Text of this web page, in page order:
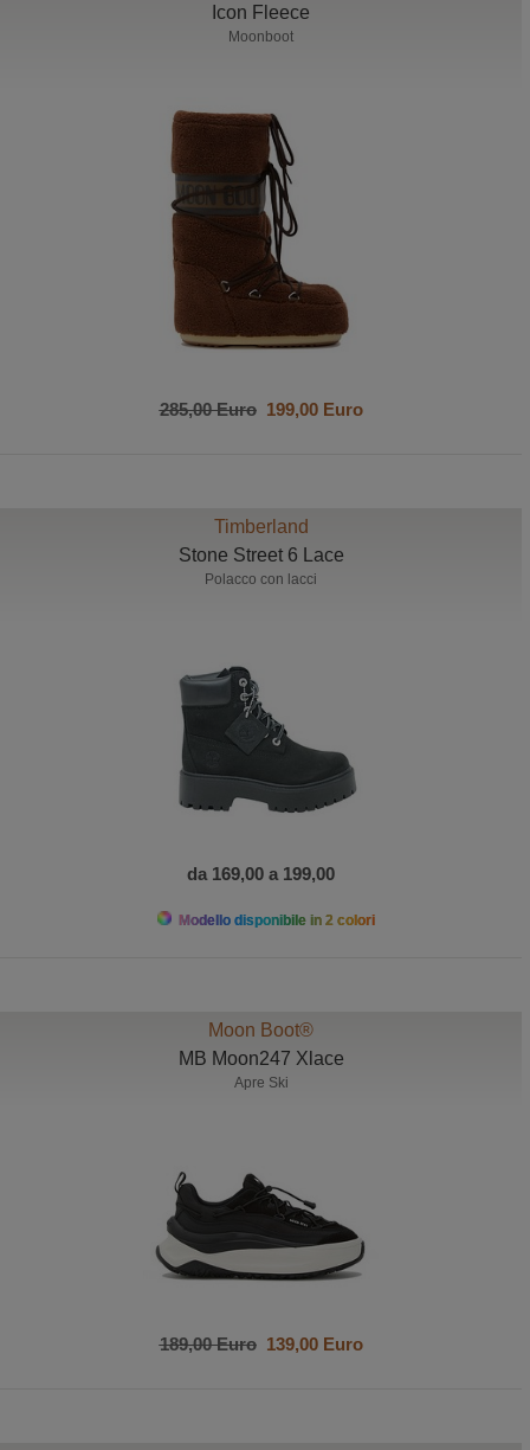
Icon Fleece
Moonboot
285,00 Euro199,00 Euro
Timberland
Stone Street 6 Lace
Polacco con lacci
da 169,00 a 199,00
Modello disponibile in 2 colori
Moon Boot®
MB Moon247 Xlace
Apre Ski
189,00 Euro139,00 Euro